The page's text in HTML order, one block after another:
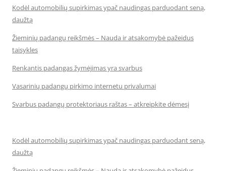
Kodėl automobilių supirkimas ypač naudingas parduodant seną,
daužtą
Žieminių padangų reikšmės – Nauda ir atsakomybė pažeidus
taisykles
Renkantis padangas žymėjimas yra svarbus
Vasarinių padangų pirkimo internetu privalumai
Svarbus padangų protektoriaus raštas – atkreipkite dėmesį
Kodėl automobilių supirkimas ypač naudingas parduodant seną,
daužtą